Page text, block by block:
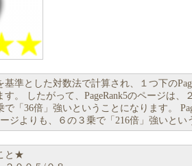
基準とした対数法で計算され、１つ下の
。 したがって、PageRank5のページは、
「36倍」強いということになります。
ジよりも、６の３乗で「216倍」強いとい
と★